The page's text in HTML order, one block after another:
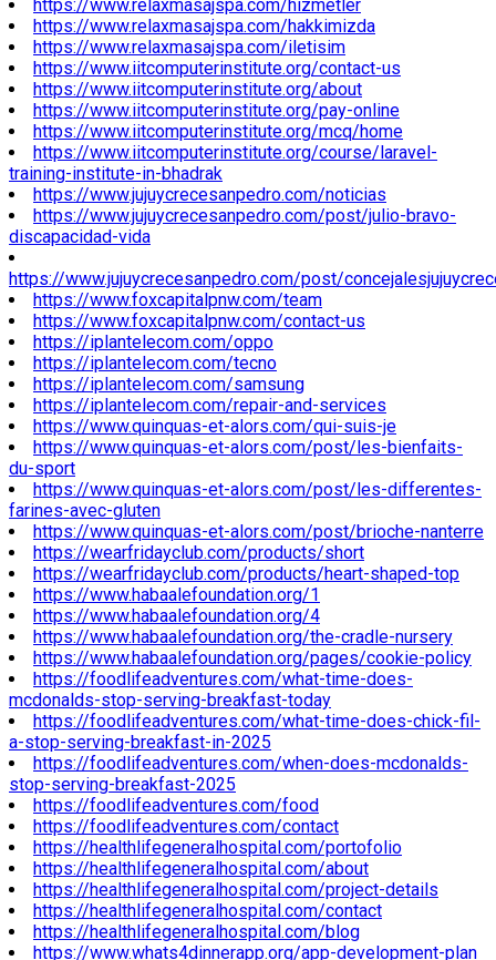
https://www.relaxmasajspa.com/hizmetler
https://www.relaxmasajspa.com/hakkimizda
https://www.relaxmasajspa.com/iletisim
https://www.iitcomputerinstitute.org/contact-us
https://www.iitcomputerinstitute.org/about
https://www.iitcomputerinstitute.org/pay-online
https://www.iitcomputerinstitute.org/mcq/home
https://www.iitcomputerinstitute.org/course/laravel-
training-institute-in-bhadrak
https://www.jujuycrecesanpedro.com/noticias
https://www.jujuycrecesanpedro.com/post/julio-bravo-
discapacidad-vida
https://www.jujuycrecesanpedro.com/post/
https://www.foxcapitalpnw.com/team
https://www.foxcapitalpnw.com/contact-us
https://iplantelecom.com/oppo
https://iplantelecom.com/tecno
https://iplantelecom.com/samsung
https://iplantelecom.com/repair-and-services
https://www.quinquas-et-alors.com/qui-suis-je
https://www.quinquas-et-alors.com/post/les-bienfaits-
du-sport
https://www.quinquas-et-alors.com/post/les-differentes-
farines-avec-gluten
https://www.quinquas-et-alors.com/post/brioche-nanterre
https://wearfridayclub.com/products/short
https://wearfridayclub.com/products/heart-shaped-top
https://www.habaalefoundation.org/1
https://www.habaalefoundation.org/4
https://www.habaalefoundation.org/the-cradle-nursery
https://www.habaalefoundation.org/pages/cookie-policy
https://foodlifeadventures.com/what-time-does-
mcdonalds-stop-serving-breakfast-today
https://foodlifeadventures.com/what-time-does-chick-fil-
a-stop-serving-breakfast-in-2025
https://foodlifeadventures.com/when-does-mcdonalds-
stop-serving-breakfast-2025
https://foodlifeadventures.com/food
https://foodlifeadventures.com/contact
https://healthlifegeneralhospital.com/portofolio
https://healthlifegeneralhospital.com/about
https://healthlifegeneralhospital.com/project-details
https://healthlifegeneralhospital.com/contact
https://healthlifegeneralhospital.com/blog
https://www.whats4dinnerapp.org/app-development-plan